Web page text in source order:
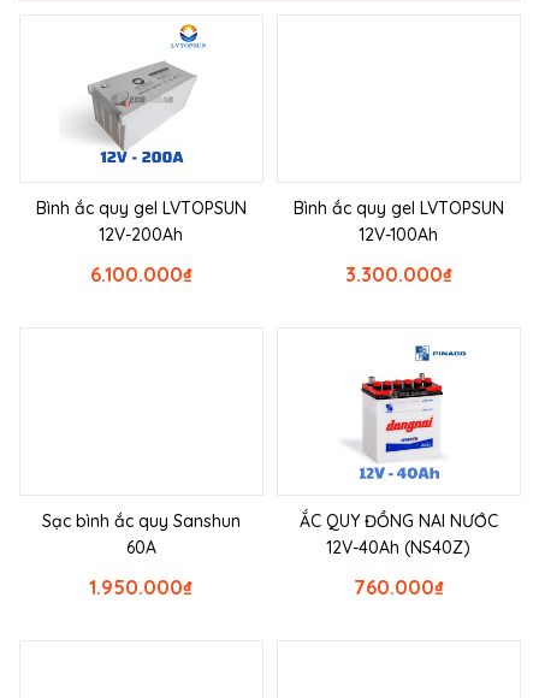
Bình ắc quy gel LVTOPSUN
12V-200Ah
₫
6.100.000
Bình ắc quy gel LVTOPSUN
12V-100Ah
₫
3.300.000
Sạc bình ắc quy Sanshun
60A
₫
1.950.000
ẮC QUY ĐỒNG NAI NƯỚC
12V-40Ah (NS40Z)
₫
760.000